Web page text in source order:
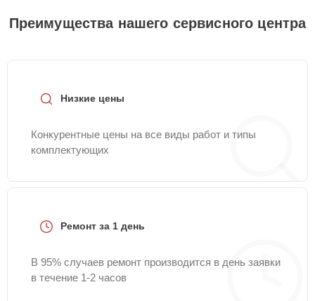
Преимущества нашего сервисного центра
Низкие цены
Конкурентные цены на все виды работ и типы
комплектующих
Ремонт за 1 день
В 95% случаев ремонт производится в день заявки
в течение 1-2 часов